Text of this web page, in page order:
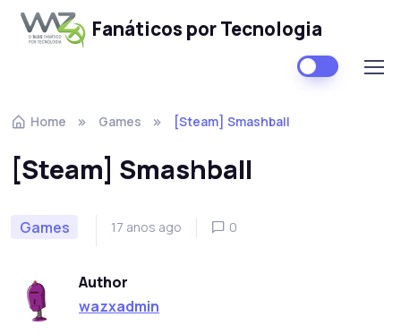
Fanáticos por Tecnologia
Home Games [Steam] Smashball
[Steam] Smashball
Games 17 anos ago 0
Author
wazxadmin